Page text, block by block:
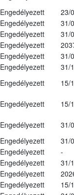
Engedélyezett
23/
Engedélyezett
31/
Engedélyezett
31/
Engedélyezett
Engedélyezett
31/
Engedélyezett
31/
Engedélyezett
15/
Engedélyezett
15/
Engedélyezett
31/
Engedélyezett
31/
Engedélyezett
-
Engedélyezett
31/
Engedélyezett
Engedélyezett
15/